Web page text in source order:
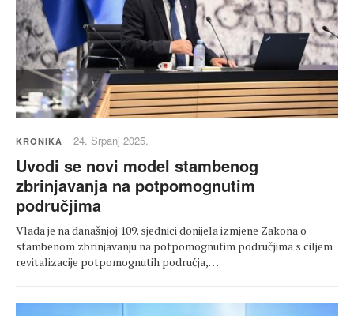
KRONIKA 24. Srpanj 2025.
Uvodi se novi model stambenog
zbrinjavanja na potpomognutim
područjima
Vlada je na današnjoj 109. sjednici donijela izmjene Zakona o
stambenom zbrinjavanju na potpomognutim područjima s ciljem
revitalizacije potpomognutih područja,…